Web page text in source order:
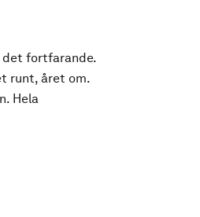
det fortfarande.
runt, året om.
Hela